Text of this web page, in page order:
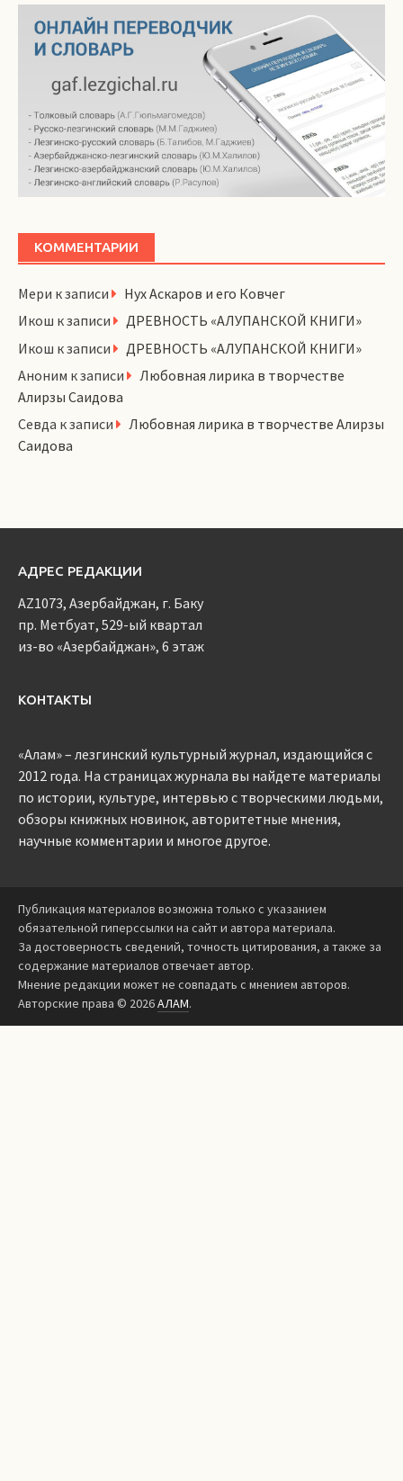
КОММЕНТАРИИ
Мери к записи
Нух Аскаров и его Ковчег
Икош к записи
ДРЕВНОСТЬ «АЛУПАНСКОЙ КНИГИ»
Икош к записи
ДРЕВНОСТЬ «АЛУПАНСКОЙ КНИГИ»
Аноним к записи
Любовная лирика в творчестве
Алирзы Саидова
Севда к записи
Любовная лирика в творчестве Алирзы
Саидова
АДРЕС РЕДАКЦИИ
AZ1073, Азербайджан, г. Баку
пр. Метбуат, 529-ый квартал
из-во «Азербайджан», 6 этаж
КОНТАКТЫ
«Алам» – лезгинский культурный журнал, издающийся с
2012 года. На страницах журнала вы найдете материалы
по истории, культуре, интервью с творческими людьми,
обзоры книжных новинок, авторитетные мнения,
научные комментарии и многое другое.
Публикация материалов возможна только с указанием
обязательной гиперссылки на сайт и автора материала.
За достоверность сведений, точность цитирования, а также за
содержание материалов отвечает автор.
Мнение редакции может не совпадать с мнением авторов.
Авторские права © 2026АЛАМ.